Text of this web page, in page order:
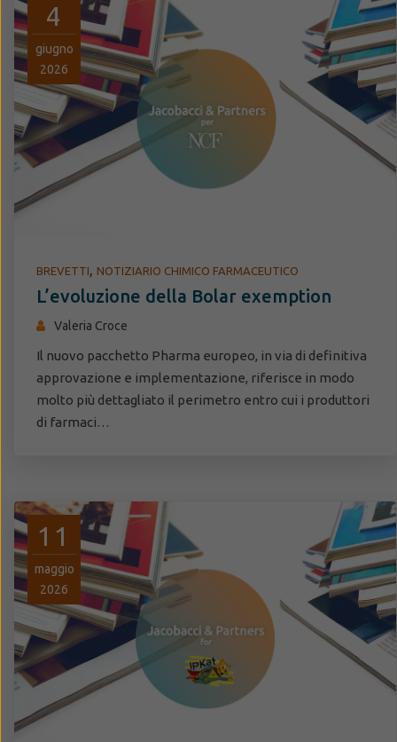
4
giugno
2026
BREVETTI, NOTIZIARIO CHIMICO FARMACEUTICO
L’evoluzione della Bolar exemption
Valeria Croce
Il nuovo pacchetto Pharma europeo, in via di definitiva
approvazione e implementazione, riferisce in modo
molto più dettagliato il perimetro entro cui i produttori
di farmaci…
11
maggio
2026